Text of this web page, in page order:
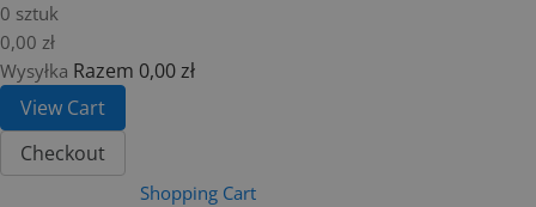
0 sztuk
0,00 zł
Wysyłka Razem 0,00 zł
View Cart
Checkout
Shopping Cart